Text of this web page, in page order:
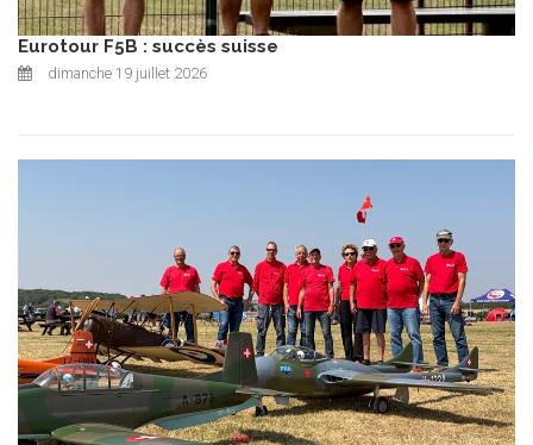
Eurotour F5B : succès suisse
dimanche 19 juillet 2026